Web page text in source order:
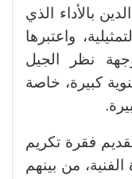
بالأداء الذي
واعتبرها
نظر الجيل
كبيرة، خاصة
فقرة تكريم
من بينهم